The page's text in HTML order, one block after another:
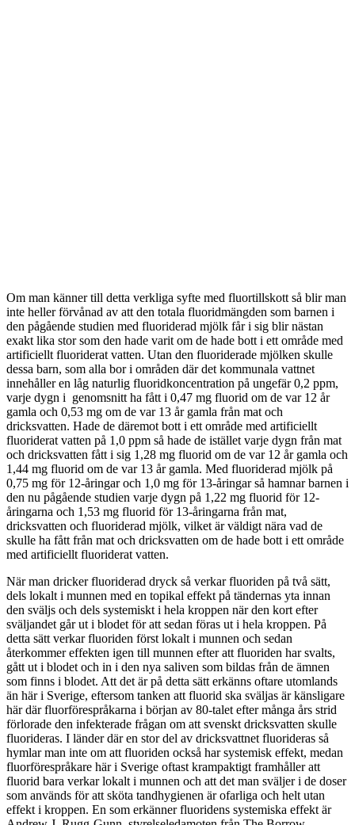
Om man känner till detta verkliga syfte med fluortillskott så blir man
inte heller förvånad av att den totala fluoridmängden som barnen i
den pågående studien med fluoriderad mjölk får i sig blir nästan
exakt lika stor som den hade varit om de hade bott i ett område med
artificiellt fluoriderat vatten. Utan den fluoriderade mjölken skulle
dessa barn, som alla bor i områden där det kommunala vattnet
innehåller en låg naturlig fluoridkoncentration på ungefär 0,2 ppm,
varje dygn i genomsnitt ha fått i 0,47 mg fluorid om de var 12 år
gamla och 0,53 mg om de var 13 år gamla från mat och
dricksvatten. Hade de däremot bott i ett område med artificiellt
fluoriderat vatten på 1,0 ppm så hade de istället varje dygn från mat
och dricksvatten fått i sig 1,28 mg fluorid om de var 12 år gamla och
1,44 mg fluorid om de var 13 år gamla. Med fluoriderad mjölk på
0,75 mg för 12-åringar och 1,0 mg för 13-åringar så hamnar barnen i
den nu pågående studien varje dygn på 1,22 mg fluorid för 12-
åringarna och 1,53 mg fluorid för 13-åringarna från mat,
dricksvatten och fluoriderad mjölk, vilket är väldigt nära vad de
skulle ha fått från mat och dricksvatten om de hade bott i ett område
med artificiellt fluoriderat vatten.
När man dricker fluoriderad dryck så verkar fluoriden på två sätt,
dels lokalt i munnen med en topikal effekt på tändernas yta innan
den sväljs och dels systemiskt i hela kroppen när den kort efter
sväljandet går ut i blodet för att sedan föras ut i hela kroppen. På
detta sätt verkar fluoriden först lokalt i munnen och sedan
återkommer effekten igen till munnen efter att fluoriden har svalts,
gått ut i blodet och in i den nya saliven som bildas från de ämnen
som finns i blodet. Att det är på detta sätt erkänns oftare utomlands
än här i Sverige, eftersom tanken att fluorid ska sväljas är känsligare
här där fluorförespråkarna i början av 80-talet efter många års strid
förlorade den infekterade frågan om att svenskt dricksvatten skulle
fluorideras. I länder där en stor del av dricksvattnet fluorideras så
hymlar man inte om att fluoriden också har systemisk effekt, medan
fluorförespråkare här i Sverige oftast krampaktigt framhåller att
fluorid bara verkar lokalt i munnen och att det man sväljer i de doser
som används för att sköta tandhygienen är ofarliga och helt utan
effekt i kroppen. En som erkänner fluoridens systemiska effekt är